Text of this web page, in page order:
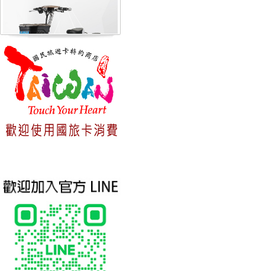
台北新北蘆洲永繹電動車可愛
馬18吋電動輔助自行車 CHT-
027